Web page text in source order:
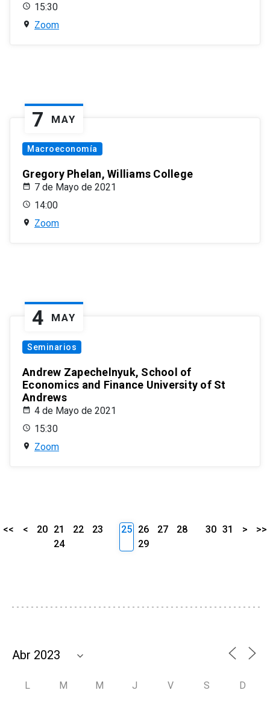
15:30
Zoom
7 MAY
Macroeconomía
Gregory Phelan, Williams College
7 de Mayo de 2021
14:00
Zoom
4 MAY
Seminarios
Andrew Zapechelnyuk, School of
Economics and Finance University of St
Andrews
4 de Mayo de 2021
15:30
Zoom
<< < 20 21 22
23
24
25 26 27
28
29
30 31 > >>
L M M J V S D